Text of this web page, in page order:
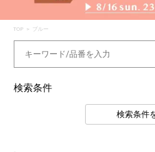
TOP > ブルー
検索条件
検索条件